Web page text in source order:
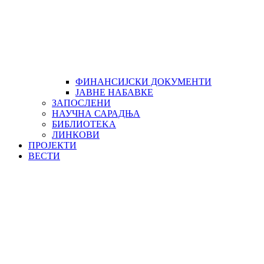
ФИНАНСИЈСКИ ДОКУМЕНТИ
ЈАВНЕ НАБАВКЕ
ЗАПОСЛЕНИ
НАУЧНА САРАДЊА
БИБЛИОТЕKА
ЛИНКОВИ
ПРОЈЕКТИ
ВЕСТИ